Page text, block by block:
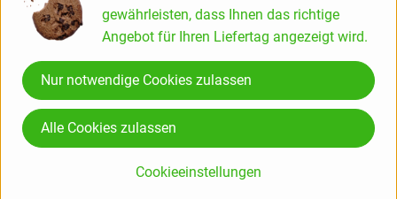
Deutschland
Neuriesstraße 9
85232 Bergkirchen-GADA
08142 - 40879
kundenbetreuung@amperhof.de
gewährleisten, dass Ihnen das richtige
Angebot für Ihren Liefertag angezeigt wird.
Cookieeinstellungen
Nur notwendige Cookies zulassen
Alle Cookies zulassen